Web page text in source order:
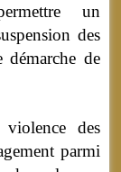
un
des
démarche de
des
parmi